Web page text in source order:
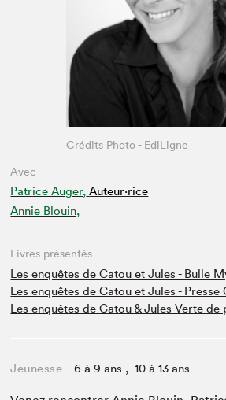
Avec
Patrice Auger, Auteur·rice
Annie Blouin,
Crédits Photo - EdiLigne
Livres présentés
Les enquêtes de Catou et Jules - Bulle
Les enquêtes de Catou et Jules - Presse
Les enquêtes de Catou & Jules Verte de
Jeunesse 6 à 9 ans , 10 à 13 ans